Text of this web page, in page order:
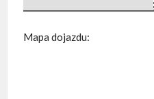
Mapa dojazdu: